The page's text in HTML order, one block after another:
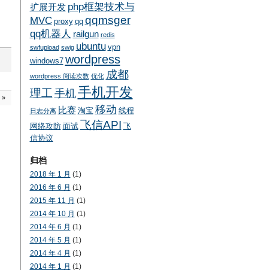
»
扩展开发 php框架技术与
MVC proxy qq qqmsger
qq机器人 railgun redis
swfupload swig ubuntu vpn
windows7 wordpress
wordpress 阅读次数 优化 成都
理工 手机手机开发
日志分离 比赛 淘宝 移动 线程
网络攻防 面试 飞信API 飞
信协议
归档
2018 年 1 月 (1)
2016 年 6 月 (1)
2015 年 11 月 (1)
2014 年 10 月 (1)
2014 年 6 月 (1)
2014 年 5 月 (1)
2014 年 4 月 (1)
2014 年 1 月 (1)